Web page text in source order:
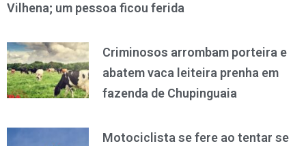
Vilhena; um pessoa ficou ferida
Criminosos arrombam porteira e
abatem vaca leiteira prenha em
fazenda de Chupinguaia
Motociclista se fere ao tentar se